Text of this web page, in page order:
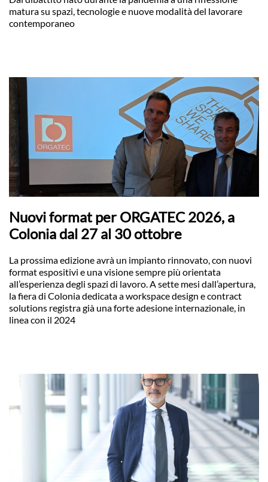
matura su spazi, tecnologie e nuove modalità del lavorare
contemporaneo
Nuovi format per ORGATEC 2026, a
Colonia dal 27 al 30 ottobre
La prossima edizione avrà un impianto rinnovato, con nuovi
format espositivi e una visione sempre più orientata
all’esperienza degli spazi di lavoro. A sette mesi dall’apertura,
la fiera di Colonia dedicata a workspace design e contract
solutions registra già una forte adesione internazionale, in
linea con il 2024